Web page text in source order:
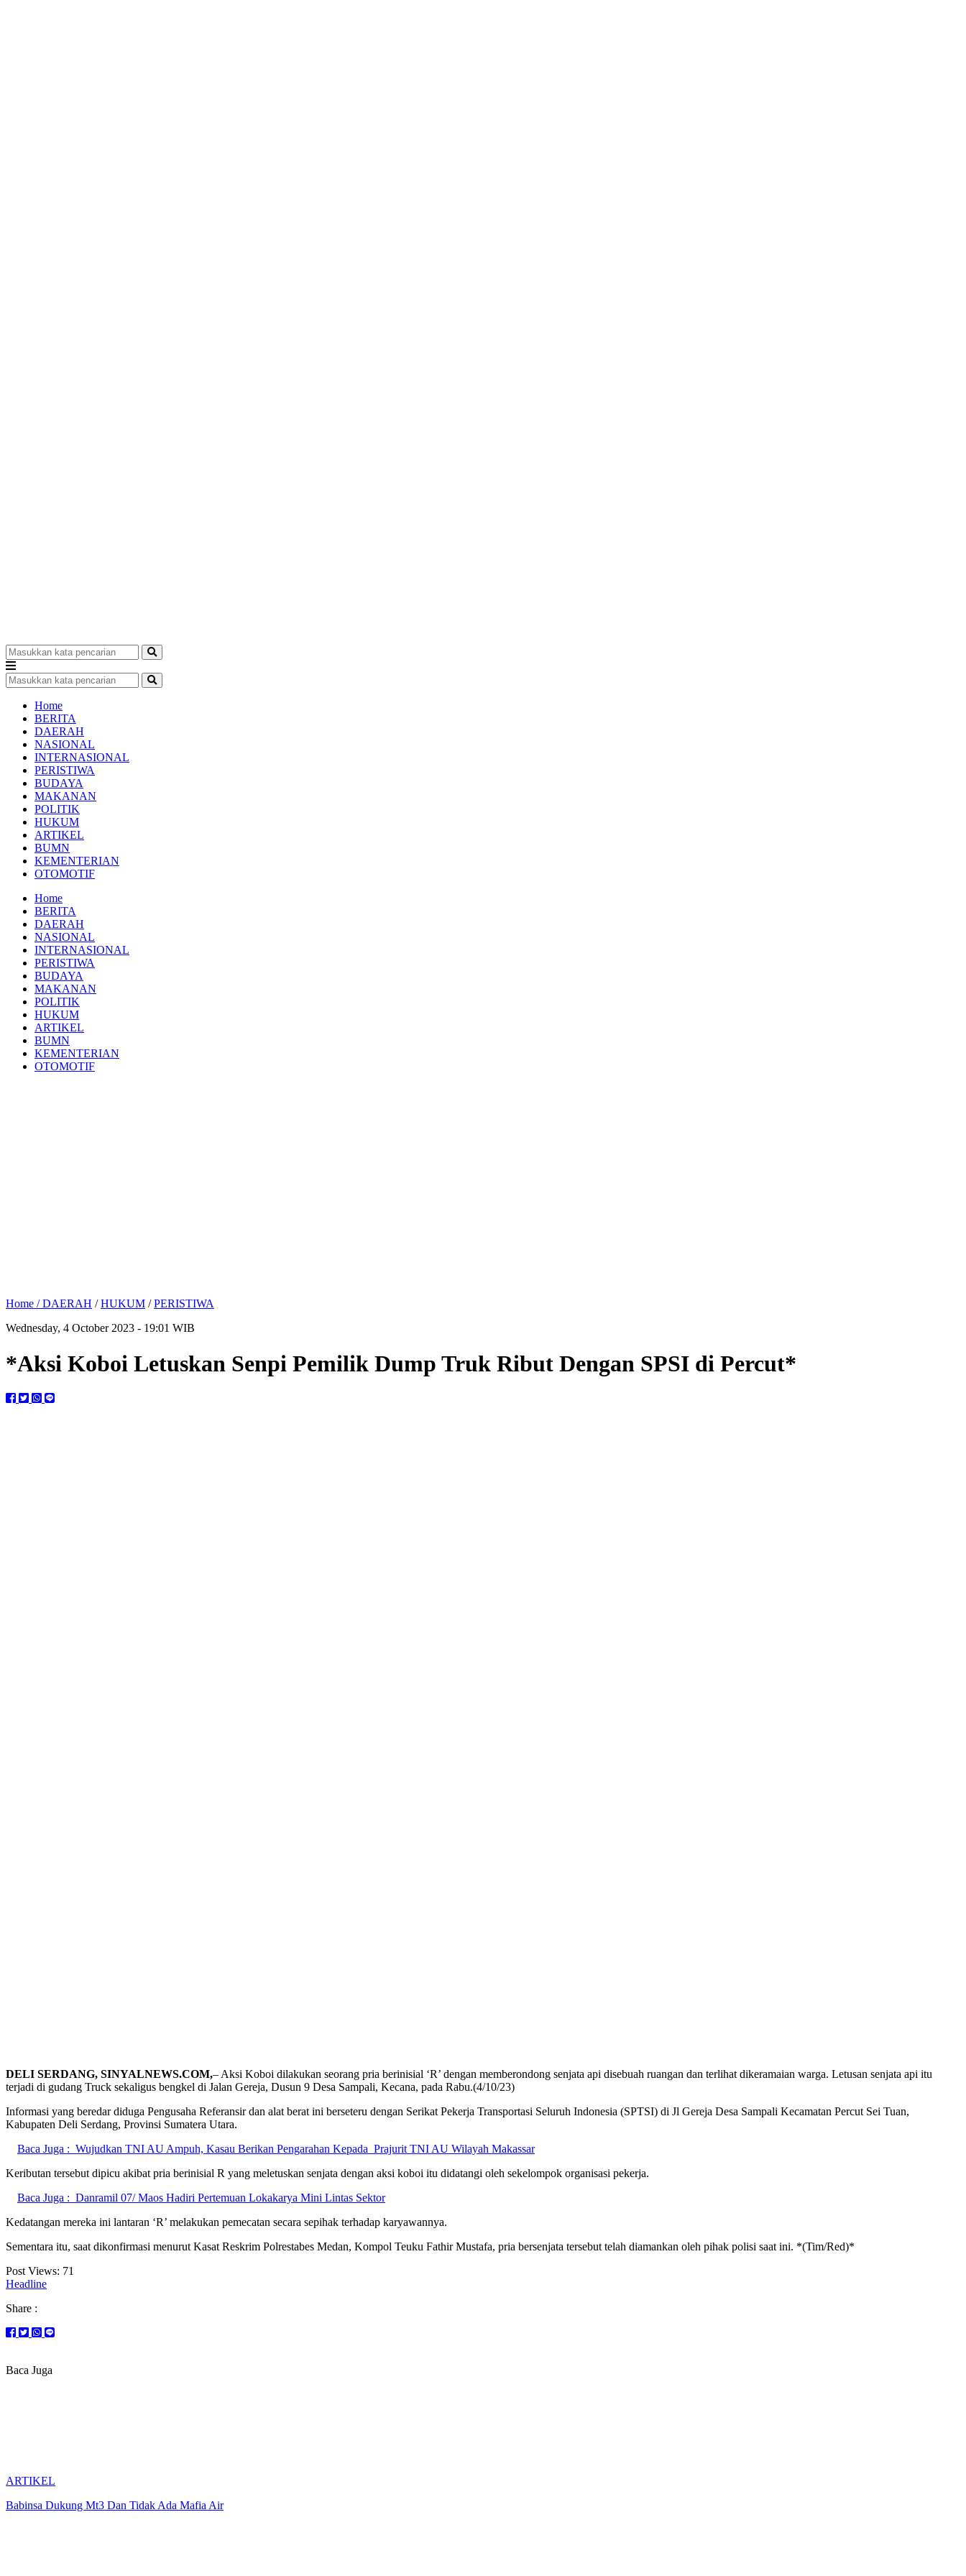
Home
BERITA
DAERAH
NASIONAL
INTERNASIONAL
PERISTIWA
BUDAYA
MAKANAN
POLITIK
HUKUM
ARTIKEL
BUMN
KEMENTERIAN
OTOMOTIF
Home
BERITA
DAERAH
NASIONAL
INTERNASIONAL
PERISTIWA
BUDAYA
MAKANAN
POLITIK
HUKUM
ARTIKEL
BUMN
KEMENTERIAN
OTOMOTIF
Home /DAERAH /HUKUM /PERISTIWA
Wednesday, 4 October 2023 - 19:01 WIB
*Aksi Koboi Letuskan Senpi Pemilik Dump Truk Ribut Dengan SPSI di Percut*
DELI SERDANG, SINYALNEWS.COM,– Aksi Koboi dilakukan seorang pria berinisial ‘R’ dengan memberondong senjata api disebuah ruangan dan terlihat dikeramaian warga. Letusan senjata api itu
terjadi di gudang Truck sekaligus bengkel di Jalan Gereja, Dusun 9 Desa Sampali, Kecana, pada Rabu.(4/10/23)
Informasi yang beredar diduga Pengusaha Referansir dan alat berat ini berseteru dengan Serikat Pekerja Transportasi Seluruh Indonesia (SPTSI) di Jl Gereja Desa Sampali Kecamatan Percut Sei Tuan,
Kabupaten Deli Serdang, Provinsi Sumatera Utara.
Baca Juga : Wujudkan TNI AU Ampuh, Kasau Berikan Pengarahan Kepada Prajurit TNI AU Wilayah Makassar
Keributan tersebut dipicu akibat pria berinisial R yang meletuskan senjata dengan aksi koboi itu didatangi oleh sekelompok organisasi pekerja.
Baca Juga : Danramil 07/ Maos Hadiri Pertemuan Lokakarya Mini Lintas Sektor
Kedatangan mereka ini lantaran ‘R’ melakukan pemecatan secara sepihak terhadap karyawannya.
Sementara itu, saat dikonfirmasi menurut Kasat Reskrim Polrestabes Medan, Kompol Teuku Fathir Mustafa, pria bersenjata tersebut telah diamankan oleh pihak polisi saat ini. *(Tim/Red)*
Post Views: 71
Headline
Share :
Baca Juga
ARTIKEL
Babinsa Dukung Mt3 Dan Tidak Ada Mafia Air